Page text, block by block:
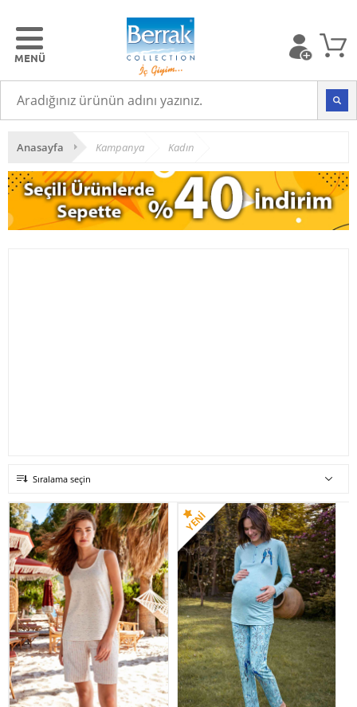
Anasayfa Kampanya Kadın
Sıralama seçin